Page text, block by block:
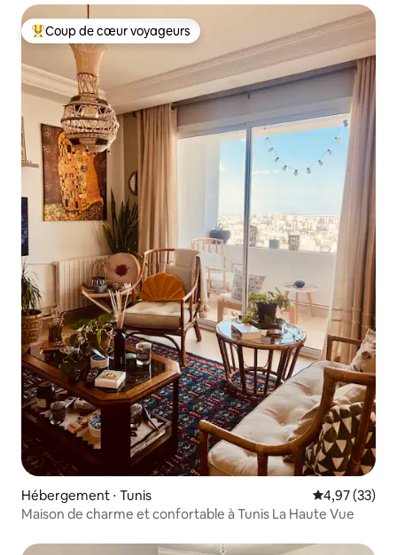
Coups de cœur voyageurs les plus appréciés
Coup de cœur voyageurs
Hébergement ⋅ Tunis Évaluation
4,97 (33)
Maison de charme et confortable à Tunis La Haute Vue